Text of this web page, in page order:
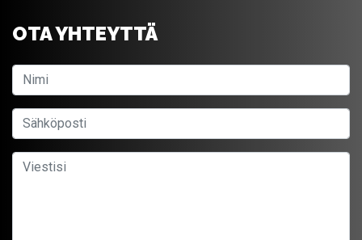
OTA YHTEYTTÄ